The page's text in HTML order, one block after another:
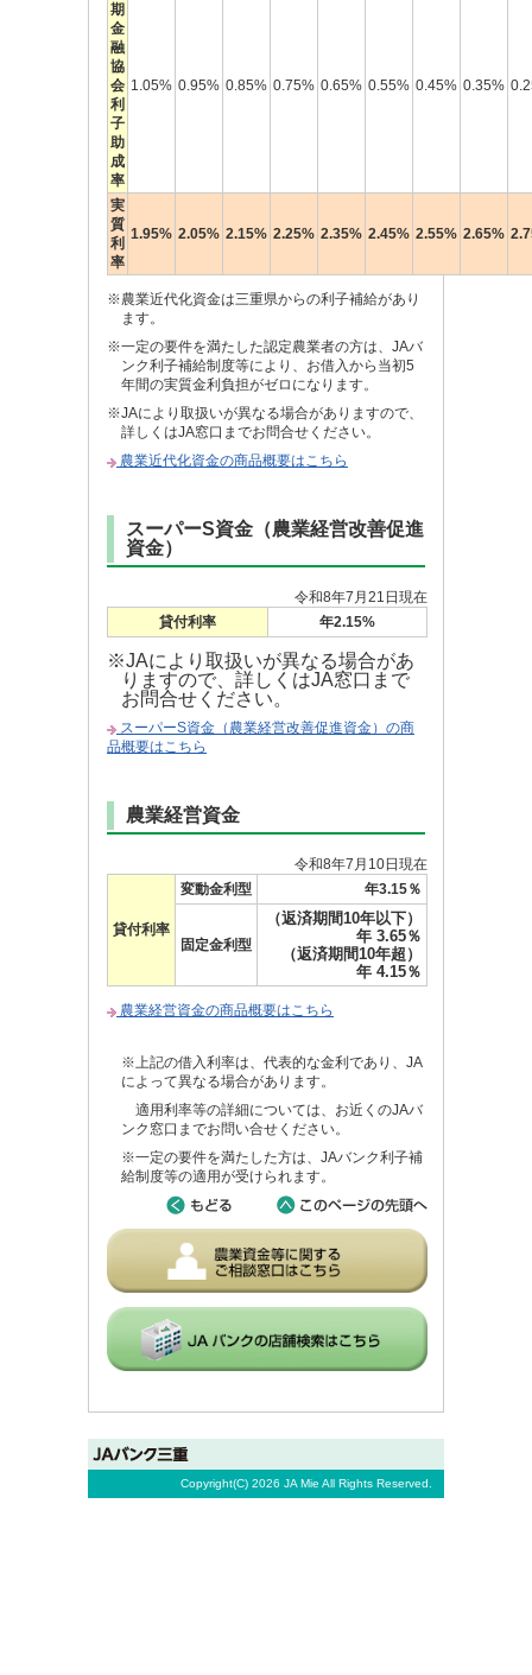
期
金
融
協
会
利
子
助
成
率
1.05% 0.95% 0.85% 0.75% 0.65% 0.55% 0.45% 0.35%
実
質
利
率
1.95% 2.05% 2.15% 2.25% 2.35% 2.45% 2.55% 2.65%
※農業近代化資金は三重県からの利子補給があり
ます。
※一定の要件を満たした認定農業者の方は、JAバ
ンク利子補給制度等により、お借入から当初5
年間の実質金利負担がゼロになります。
※JAにより取扱いが異なる場合がありますので、
詳しくはJA窓口までお問合せください。
農業近代化資金の商品概要はこちら
スーパーS資金（農業経営改善促進
資金）
令和8年7月21日 現在
貸付利率
年2.15%
※JAにより取扱いが異なる場合があ
りますので、詳しくはJA窓口まで
お問合せください。
スーパーS資金（農業経営改善促進資金）の商
品概要はこちら
農業経営資金
令和8年7月10日 現在
貸付利率
変動金利型 年3.15％
固定金利型
（返済期間10年以下）
年 3.65％
（返済期間10年超）
年 4.15％
農業経営資金の商品概要はこちら
※上記の借入利率は、代表的な金利であり、JA
によって異なる場合があります。
適用利率等の詳細については、お近くのJAバ
ンク窓口までお問い合せください。
※一定の要件を満たした方は、JAバンク利子補
給制度等の適用が受けられます。
Copyright(C) 2026 JA Mie All Rights Reserved.